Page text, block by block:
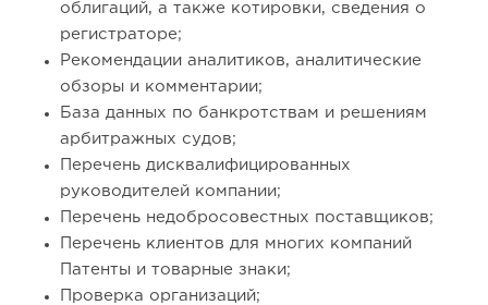
облигаций, а также котировки, сведения о
регистраторе;
Рекомендации аналитиков, аналитические
обзоры и комментарии;
База данных по банкротствам и решениям
арбитражных судов;
Перечень дисквалифицированных
руководителей компании;
Перечень недобросовестных поставщиков;
Перечень клиентов для многих компаний
Патенты и товарные знаки;
Проверка организаций;